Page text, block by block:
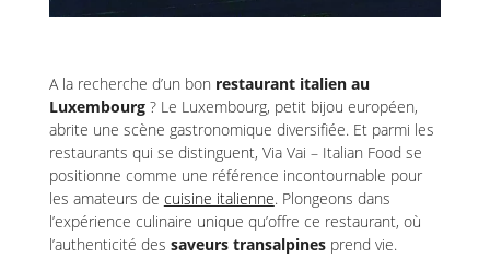
A la recherche d’un bon restaurant italien au
Luxembourg? Le Luxembourg, petit bijou européen,
abrite une scène gastronomique diversifiée. Et parmi les
restaurants qui se distinguent, Via Vai – Italian Food se
positionne comme une référence incontournable pour
les amateurs de cuisine italienne. Plongeons dans
l’expérience culinaire unique qu’offre ce restaurant, où
l’authenticité des saveurs transalpinesprend vie.